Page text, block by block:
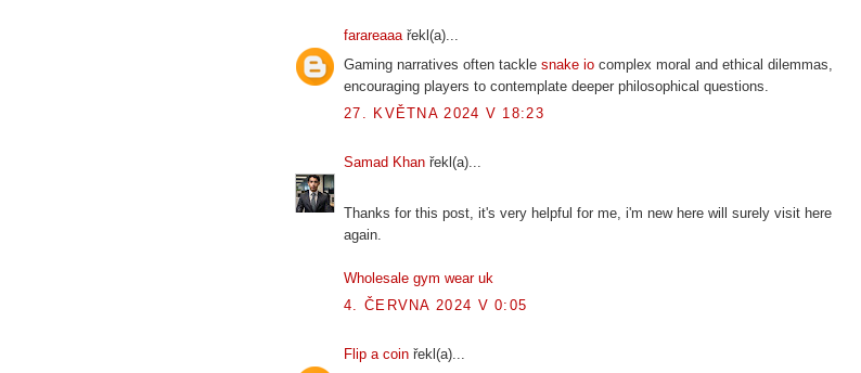
farareaaařekl(a)...
Gaming narratives often tackle snake io complex moral and ethical dilemmas,
encouraging players to contemplate deeper philosophical questions.
27. KVĚTNA 2024 V 18:23
Samad Khan řekl(a)...
Thanks for this post, it's very helpful for me, i'm new here will surely visit here
again.
Wholesale gym wear uk
4. ČERVNA 2024 V 0:05
Flip a coin řekl(a)...